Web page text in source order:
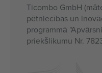
Ticombo GmbH
pētniecības un
programmā
priekšlikumu Nr.